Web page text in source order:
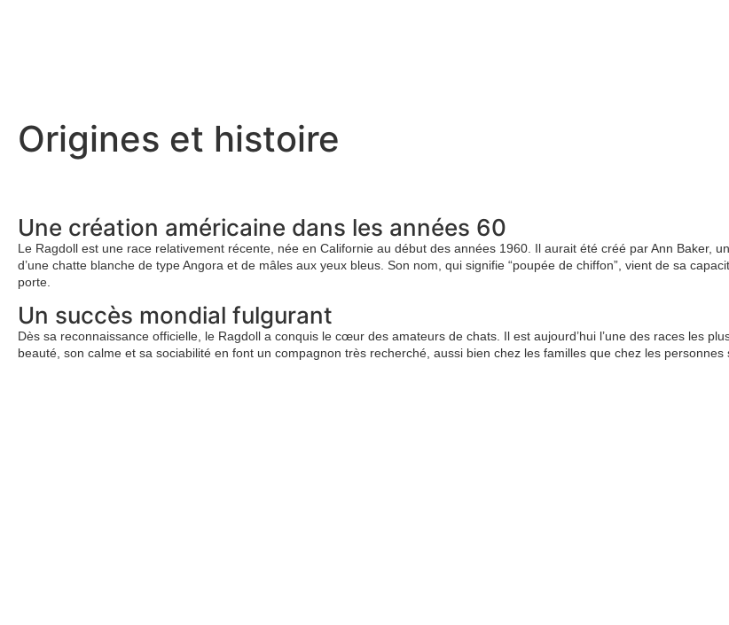
Origines et histoire
Une création américaine dans les années 60
Le Ragdoll est une race relativement récente, née en Californie au début des années 1960. Il aurait été créé par Ann Baker,
d’une chatte blanche de type Angora et de mâles aux yeux bleus. Son nom, qui signifie “poupée de chiffon”, vient de sa
porte.
Un succès mondial fulgurant
Dès sa reconnaissance officielle, le Ragdoll a conquis le cœur des amateurs de chats. Il est aujourd’hui l’une des races les
beauté, son calme et sa sociabilité en font un compagnon très recherché, aussi bien chez les familles que chez les personnes